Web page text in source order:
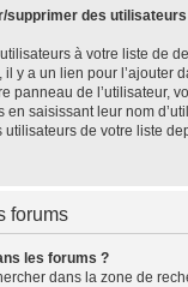
supprimer des utilisateurs
à votre liste de
y a un lien pour l’ajouter
panneau de l’utilisateur,
en saisissant leur nom
de votre liste
forums
les forums ?
dans la zone de